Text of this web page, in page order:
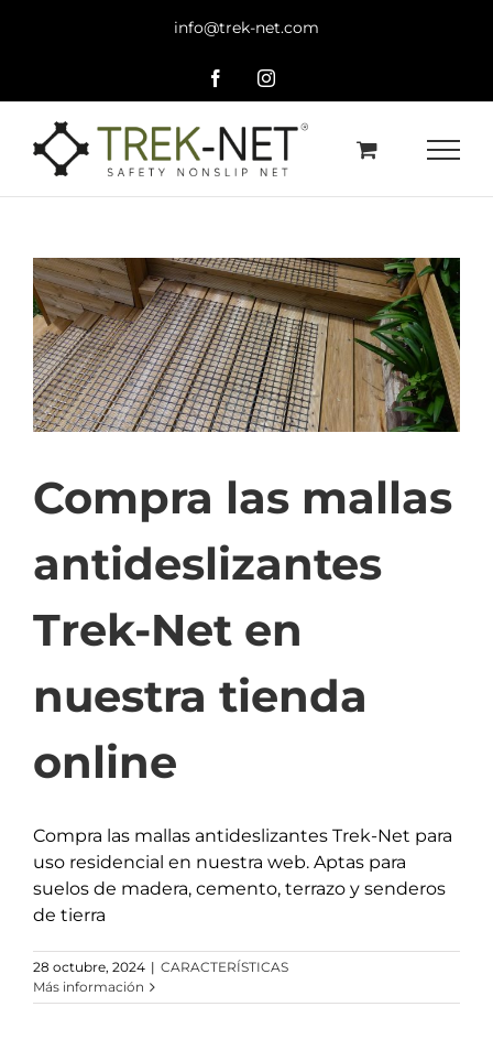
info@trek-net.com
FacebookInstagram
Compra las mallas
antideslizantes
Trek-Net en
nuestra tienda
online
Compra las mallas antideslizantes Trek-Net para
uso residencial en nuestra web. Aptas para
suelos de madera, cemento, terrazo y senderos
de tierra
28 octubre, 2024 | CARACTERÍSTICAS
Más información